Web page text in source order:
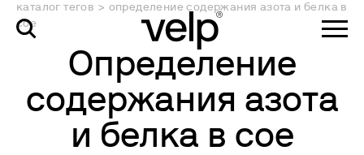
каталог тегов > определение содержания азота и белка в
сое
Определение
содержания азота
и белка в сое